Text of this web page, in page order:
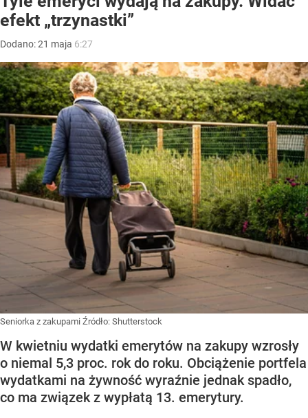
efekt „trzynastki”
Dodano:21 maja 6:27
Seniorka z zakupami Źródło: Shutterstock
W kwietniu wydatki emerytów na zakupy wzrosły
o niemal 5,3 proc. rok do roku. Obciążenie portfela
wydatkami na żywność wyraźnie jednak spadło,
co ma związek z wypłatą 13. emerytury.